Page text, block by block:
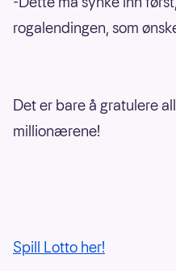
rogalendingen, som
Det er bare å gratulere
millionærene!
Spill Lotto her!